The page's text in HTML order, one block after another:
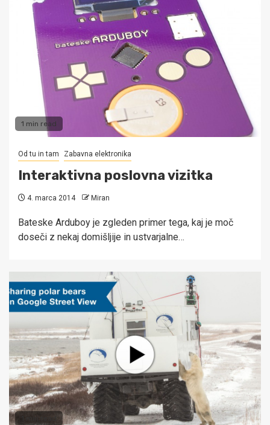
1 min read
Od tu in tam Zabavna elektronika
Interaktivna poslovna vizitka
4. marca 2014 Miran
Bateske Arduboy je zgleden primer tega, kaj je moč
doseči z nekaj domišljije in ustvarjalne…